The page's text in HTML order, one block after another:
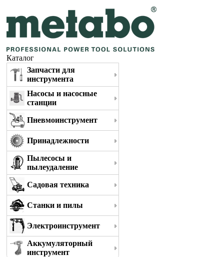
Каталог
Запчасти для
инструмента
Насосы и насосные
станции
Пневмоинструмент
Принадлежности
Пылесосы и
пылеудаление
Садовая техника
Станки и пилы
Электроинструмент
Аккумуляторный
инструмент